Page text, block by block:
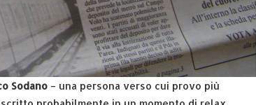
Sodano – una persona verso cui provo più